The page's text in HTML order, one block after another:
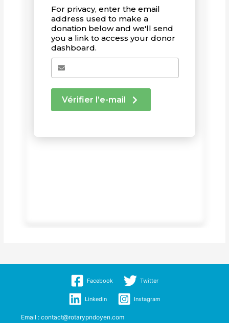
Facebook Twitter
Linkedin Instagram
Email : contact@rotarypndoyen.com